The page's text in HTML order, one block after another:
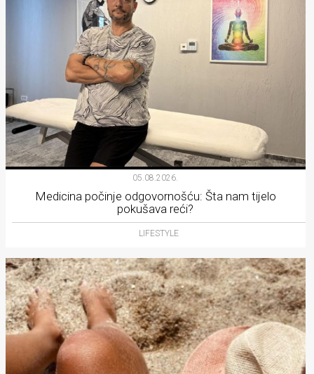
05.08.2026.
Medicina počinje odgovornošću: Šta nam tijelo
pokušava reći?
LIFESTYLE